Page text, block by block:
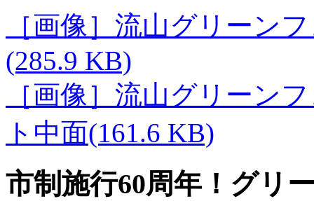
［画像］流山グリーン
(285.9 KB)
［画像］流山グリーン
ト中面(161.6 KB)
市制施行60周年！グリ